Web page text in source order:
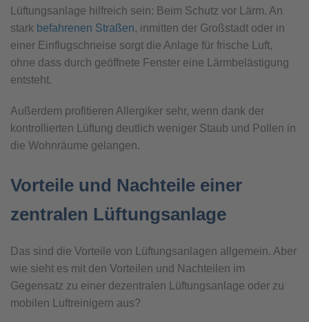
Lüftungsanlage hilfreich sein: Beim Schutz vor Lärm. An
stark befahrenen Straßen, inmitten der Großstadt oder in
einer Einflugschneise sorgt die Anlage für frische Luft,
ohne dass durch geöffnete Fenster eine Lärmbelästigung
entsteht.
Außerdem profitieren Allergiker sehr, wenn dank der
kontrollierten Lüftung deutlich weniger Staub und Pollen in
die Wohnräume gelangen.
Vorteile und Nachteile einer
zentralen Lüftungsanlage
Das sind die Vorteile von Lüftungsanlagen allgemein. Aber
wie sieht es mit den Vorteilen und Nachteilen im
Gegensatz zu einer dezentralen Lüftungsanlage oder zu
mobilen Luftreinigern aus?